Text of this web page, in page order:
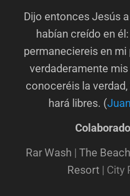
Dijo entonces Jesús
habían creído en
permaneciereis en mi
verdaderamente
conoceréis la
hará libres. (
Rar Wash | The Beach
Resort| City